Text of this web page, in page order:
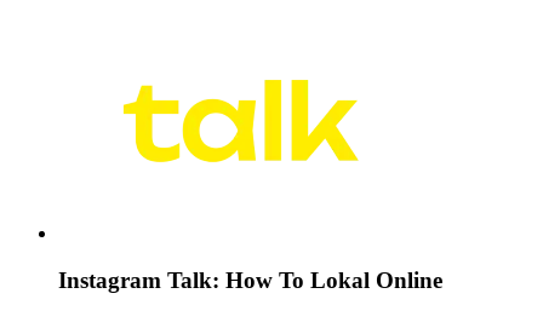
Instagram Talk: How To Lokal Online